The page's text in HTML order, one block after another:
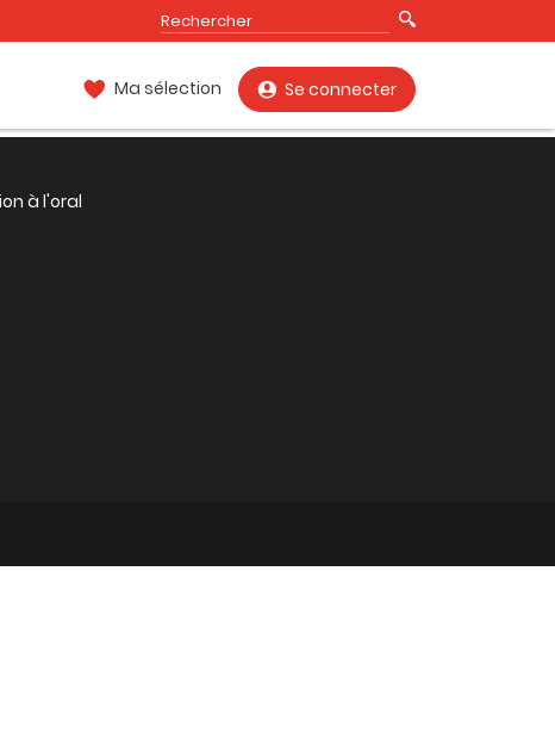
Ma sélection Se connecter
à l'oral